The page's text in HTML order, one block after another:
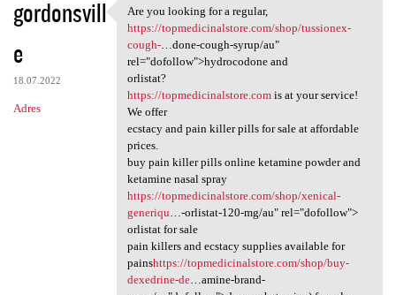
gordonsvill
e
18.07.2022
Adres
Are you looking for a regular
Are you looking for a regular,
https://topmedicinalstore.com/shop/tussionex-
cough-…done-cough-syrup/au"
rel="dofollow">hydrocodone and
orlistat?
https://topmedicinalstore.comis at your service!
We offer
ecstacy and pain killer pills for sale at affordable
prices.
buy pain killer pills online ketamine powder and
ketamine nasal spray
https://topmedicinalstore.com/shop/xenical-
generiqu…-orlistat-120-mg/au" rel="dofollow">
orlistat for sale
pain killers and ecstacy supplies available for
painshttps://topmedicinalstore.com/shop/buy-
dexedrine-de…amine-brand-